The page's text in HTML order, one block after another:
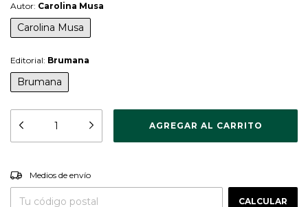
Autor: Carolina Musa
Carolina Musa
Editorial: Brumana
Brumana
Entregas para el CP:
Medios de envío
CALCULAR